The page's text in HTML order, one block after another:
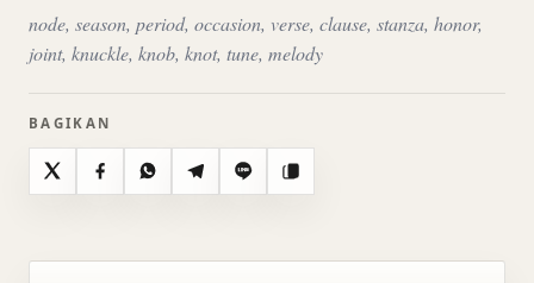
node, season, period, occasion, verse, clause, stanza, honor,
joint, knuckle, knob, knot, tune, melody
BAGIKAN
X FacebookWhatsAppTelegramLine Salin